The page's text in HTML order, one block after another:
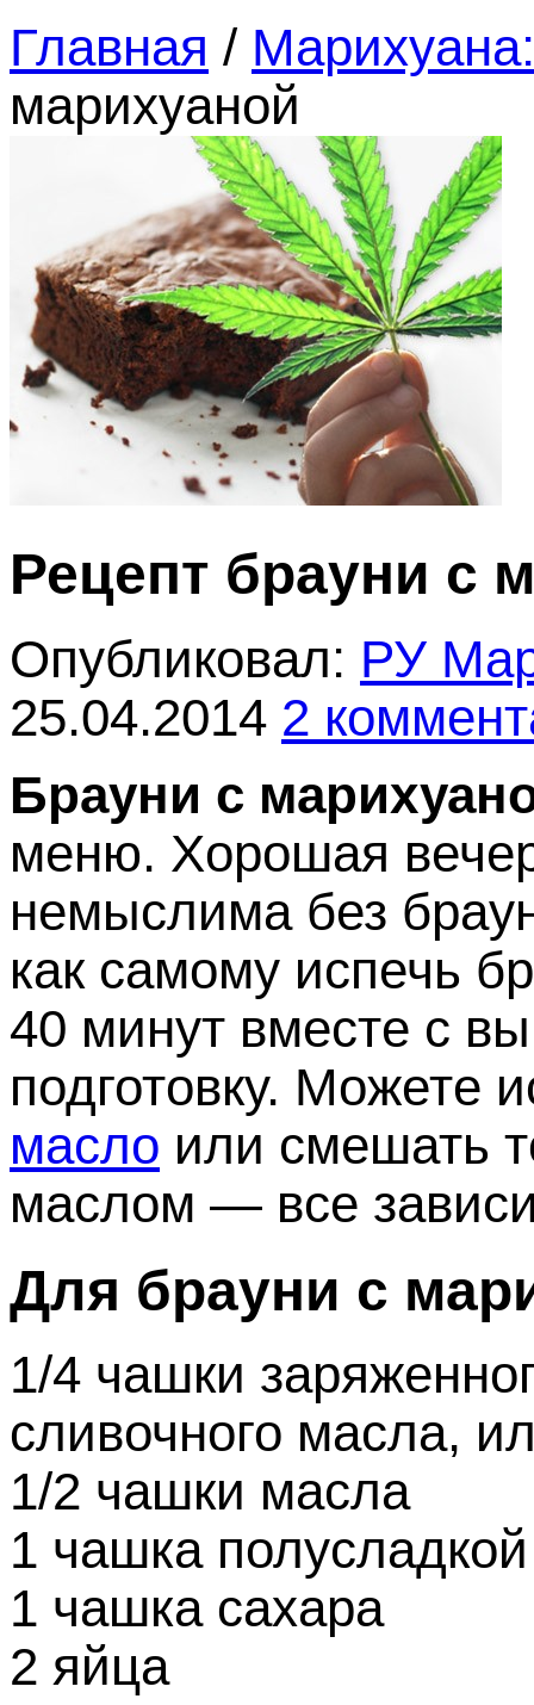
Главная /
марихуаной
Рецепт брауни с
Опубликовал: РУ
25.04.2014 2
Брауни с
меню. Хорошая
немыслима без
как самому испечь
40 минут вместе с
подготовку. Можете
масло или смешать
маслом — все
Для брауни с
1/4 чашки
сливочного масла,
1/2 чашки масла
1 чашка
1 чашка сахара
2 яйца